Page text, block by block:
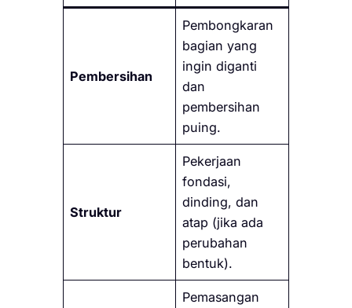
Pembersihan
Pembongkaran
bagian yang
ingin diganti
dan
pembersihan
puing.
Struktur
Pekerjaan
fondasi,
dinding, dan
atap (jika ada
perubahan
bentuk).
Pemasangan